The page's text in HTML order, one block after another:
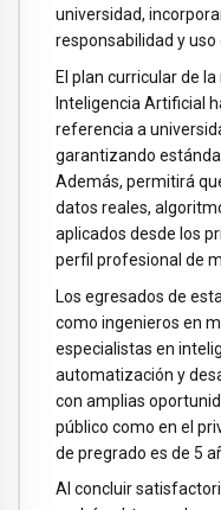
universidad,
responsabilidad y uso
El plan curricular de
Inteligencia Artificial
referencia a
garantizando
Además, permitirá
datos reales,
aplicados desde los
perfil profesional de
Los egresados de
como ingenieros en
especialistas en
automatización y
con amplias
público como en el
de pregrado es de 5
Al concluir